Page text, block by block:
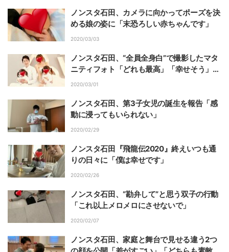
ノンスタ石田、カメラに向かってポーズを決
める娘の姿に「末恐ろしい赤ちゃんです」
2020/03/03
ノンスタ石田、“全員全身白”で撮影したマタ
ニティフォト「どれも最高」「幸せそう」の
声
2020/03/01
ノンスタ石田、第3子女児の誕生を報告「感
動に浸ってもいられない」
2020/02/29
ノンスタ石田『飛龍伝2020』終えいつも通
りの日々に「僕は幸せです」
2020/02/26
ノンスタ石田、“勘弁して”と思う双子の行動
「これ以上メロメロにさせないで」
2020/02/07
ノンスタ石田、家庭と舞台で見せる違う2つ